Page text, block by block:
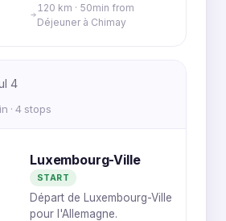
120 km · 50min from
Déjeuner à Chimay
4
· 4 stops
Luxembourg-Ville
START
Départ de Luxembourg-Ville
pour l'Allemagne.